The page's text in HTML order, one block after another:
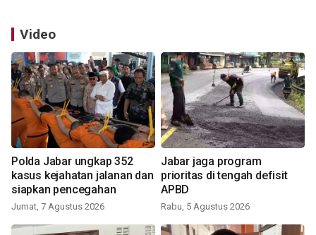
Video
Polda Jabar ungkap 352
kasus kejahatan jalanan dan
siapkan pencegahan
Jumat, 7 Agustus 2026
Jabar jaga program
prioritas di tengah defisit
APBD
Rabu, 5 Agustus 2026